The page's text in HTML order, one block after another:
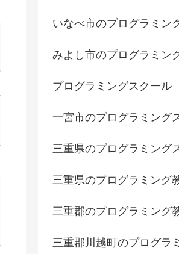
いなべ市のプログラミン
みよし市のプログラミン
プログラミングスクール
一宮市のプログラミング
三重県のプログラミング
三重県のプログラミング
三重郡のプログラミング
三重郡川越町のプログラ